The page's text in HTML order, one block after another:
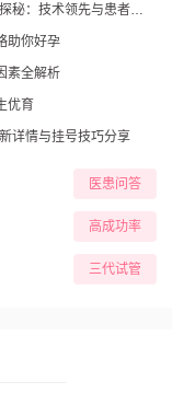
术领先与患者高满意度
助你好孕
素全解析
优育
详情与挂号技巧分享
医患问答
高成功率
三代试管